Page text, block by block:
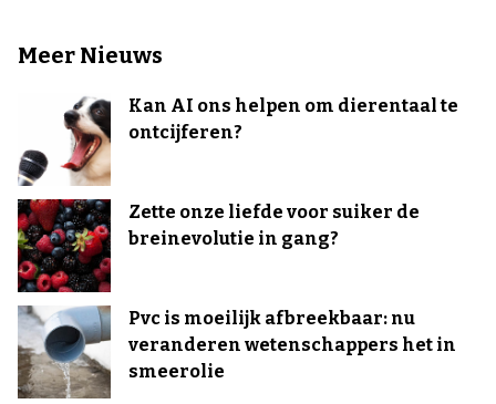
Meer Nieuws
Kan AI ons helpen om dierentaal te
ontcijferen?
Zette onze liefde voor suiker de
breinevolutie in gang?
Pvc is moeilijk afbreekbaar: nu
veranderen wetenschappers het in
smeerolie